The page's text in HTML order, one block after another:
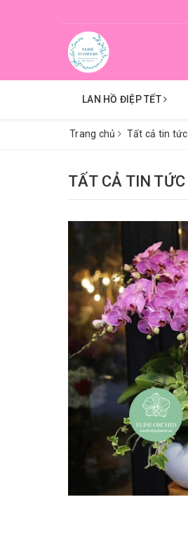
LAN HỒ ĐIỆP TẾT
Trang chủ Tất cả tin tức
TẤT CẢ TIN TỨC